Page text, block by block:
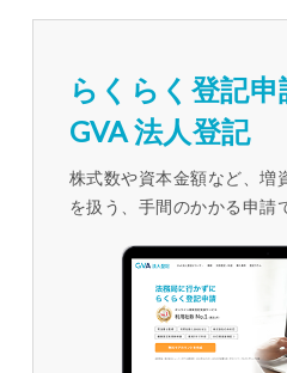
らくらく登記
GVA 法人登記
株式数や資本金額など、増
を扱う、手間のかかる申請